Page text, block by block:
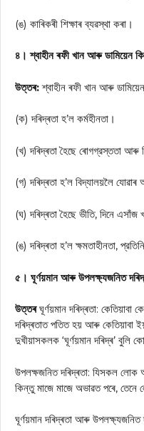
(ঙ) কাৰিকৰী শিক্ষাৰ ব্যৱস্থা কৰা।
৪। শ্বাহীন ৰফী খান আৰু ডামিয়েন
উত্তৰ:শ্বাহীন ৰফী খান আৰু
(ক) দৰিদ্ৰতা হ’ল কর্মহীনতা।
(খ) দৰিদ্ৰতা হৈছে ৰোগগ্রস্ততা আৰু
(গ) দৰিদ্ৰতা হ’ল বিদ্যালয়লৈ যোৱাৰ
(ঘ) দৰিদ্ৰতা হৈছে ভীতি, দিনে এসাঁজ
(ঙ) দৰিদ্ৰতা হ’ল ক্ষমতাহীনতা,
৫। ঘূর্ণয়মান আৰু উপলক্ষ্যজনিত
উত্তৰঘূৰ্ণয়মান দৰিদ্ৰতা:
দৰিদ্ৰতাত পতিত হয় আৰু কেতিয়াবা
দুখীয়াসকলক ‘ঘূর্ণয়মান দৰিদ্ৰ’ বুলি
উপলক্ষজনিত দৰিদ্ৰতা: যিসকল লোক
কিন্তু মাজে মাজে অভাৱত পৰে, তেনে
ঘূর্ণয়মান দৰিদ্ৰতা আৰু উপলক্ষ্যজনিত